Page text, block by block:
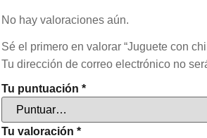
No hay valoraciones aún.
Sé el primero en valorar “Juguete con
Tu dirección de correo electrónico no
Tu puntuación *
Tu valoración *